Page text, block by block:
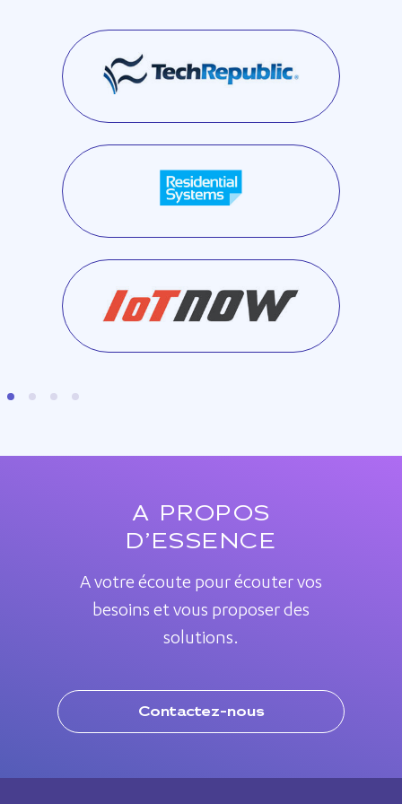
A PROPOS
D’ESSENCE
A votre écoute pour écouter vos
besoins et vous proposer des
solutions.
Contactez-nous